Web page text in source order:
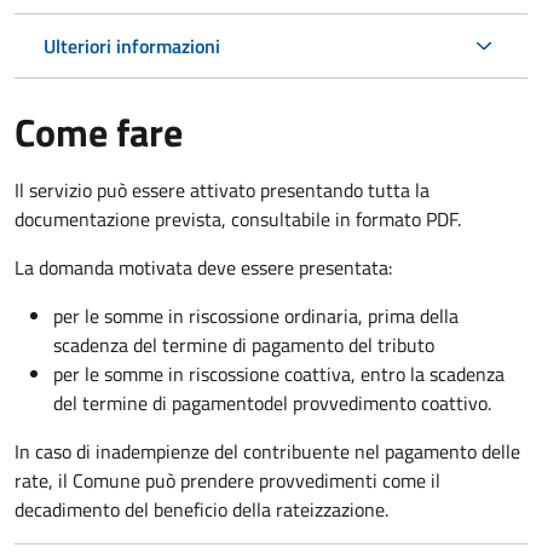
Ulteriori informazioni
Come fare
Il servizio può essere attivato presentando tutta la
documentazione prevista, consultabile in formato PDF.
La domanda motivata deve essere presentata:
per le somme in riscossione ordinaria, prima della
scadenza del termine di pagamento del tributo
per le somme in riscossione coattiva, entro la scadenza
del termine di pagamentodel provvedimento coattivo.
In caso di inadempienze del contribuente nel pagamento delle
rate, il Comune può prendere provvedimenti come il
decadimentodel beneficio della rateizzazione.